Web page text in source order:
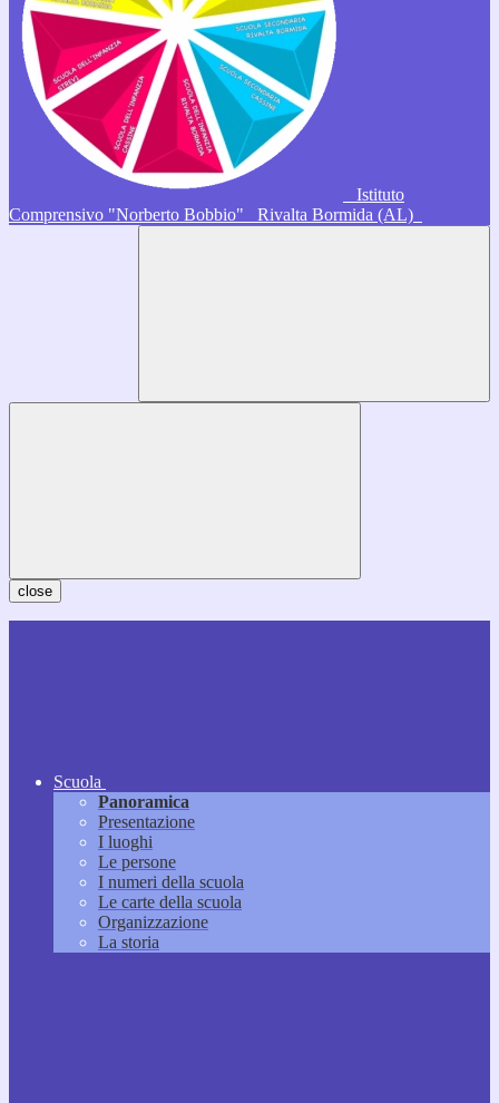
Istituto
Comprensivo "Norberto Bobbio"
Rivalta Bormida (AL)
close
Scuola
Panoramica
Presentazione
I luoghi
Le persone
I numeri della scuola
Le carte della scuola
Organizzazione
La storia